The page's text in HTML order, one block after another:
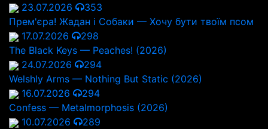
23.07.2026
353
Прем'єра! Жадан і Собаки — Хочу бути твоїм псом
17.07.2026
298
The Black Keys — Peaches! (2026)
24.07.2026
294
Welshly Arms — Nothing But Static (2026)
16.07.2026
294
Confess — Metalmorphosis (2026)
10.07.2026
289